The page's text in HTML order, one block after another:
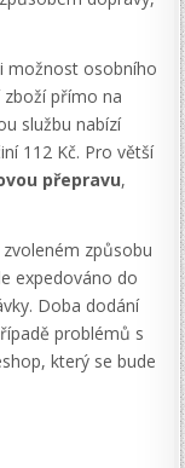
možnost osobního
zboží přímo na
službu nabízí
112 Kč. Pro větší
přepravu,
způsobu
expedováno do
Doba dodání
problémů s
který se bude